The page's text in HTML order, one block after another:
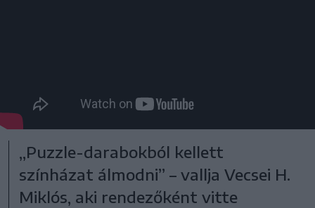
„Puzzle-darabokból kellett
színházat álmodni” – vallja Vecsei H.
Miklós, aki rendezőként vitte